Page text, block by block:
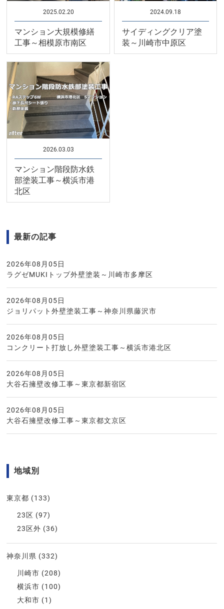
2025.02.20
マンション大規模修繕
工事～相模原市南区
2024.09.18
サイディングクリア塗
装～川崎市中原区
2026.03.03
マンション階段防水鉄
部塗装工事～横浜市港
北区
最新の記事
2026年08月05日
ラグゼMUKIトップ外壁塗装～川崎市多摩区
2026年08月05日
ジョリパット外壁塗装工事～神奈川県藤沢市
2026年08月05日
コンクリート打放し外壁塗装工事～横浜市港北区
2026年08月05日
大谷石擁壁改修工事～東京都新宿区
2026年08月05日
大谷石擁壁改修工事～東京都文京区
地域別
東京都 (133)
23区 (97)
23区外 (36)
神奈川県 (332)
川崎市 (208)
横浜市 (100)
大和市 (1)